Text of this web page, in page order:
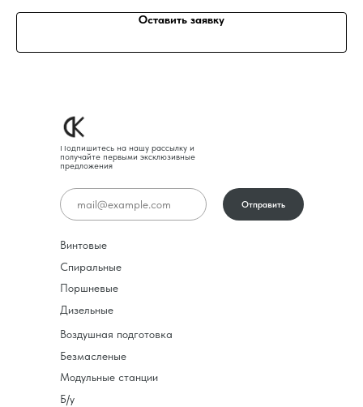
Оставить заявку
Подпишитесь на нашу рассылку и
получайте первыми эксклюзивные
предложения
Винтовые
Спиральные
Поршневые
Дизельные
Воздушная подготовка
Безмасленые
Модульные станции
Б/у
Отправить